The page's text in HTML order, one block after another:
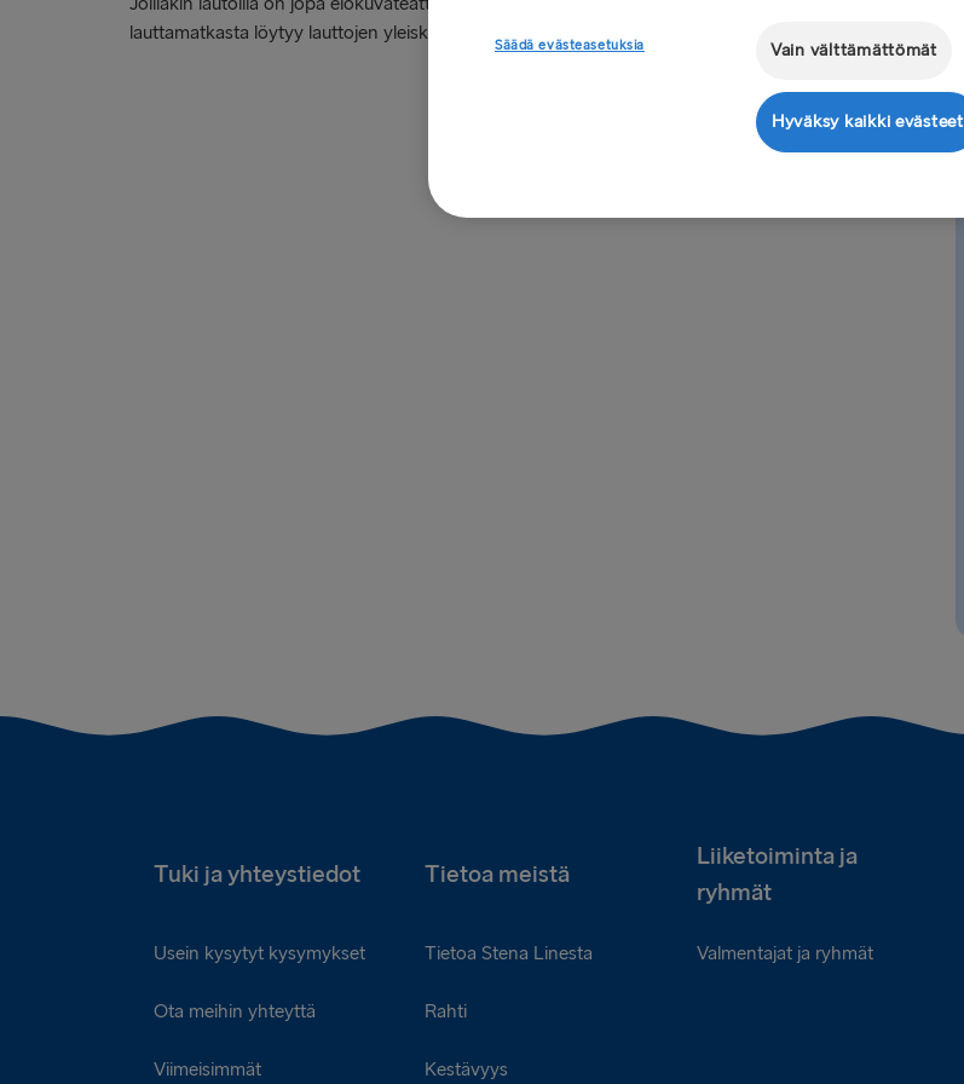
lauttamatkasta löytyy lauttojen yleiskatsaussivulta.
Tuki ja yhteystiedot Tietoa meistä
Liiketoiminta ja
ryhmät
Usein kysytyt kysymykset
Ota meihin yhteyttä
Viimeisimmät
Tietoa Stena Linesta
Rahti
Kestävyys
Valmentajat ja ryhmät
Säädä evästeasetuksia Vain välttämättömät
Hyväksy kaikki evästeet